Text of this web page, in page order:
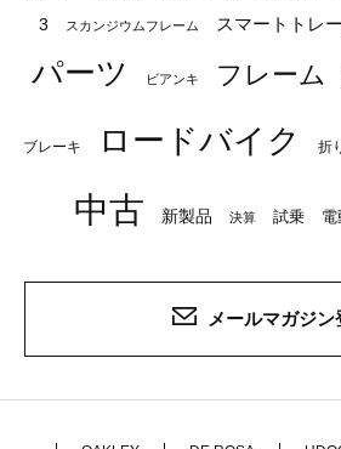
3
スカンジウムフレーム スマートトレ
パーツ ビアンキ フレーム
ブレーキ ロードバイク 折
中古
新製品 決算 試乗
メールマガジン